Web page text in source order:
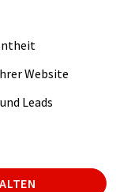
Website
Leads